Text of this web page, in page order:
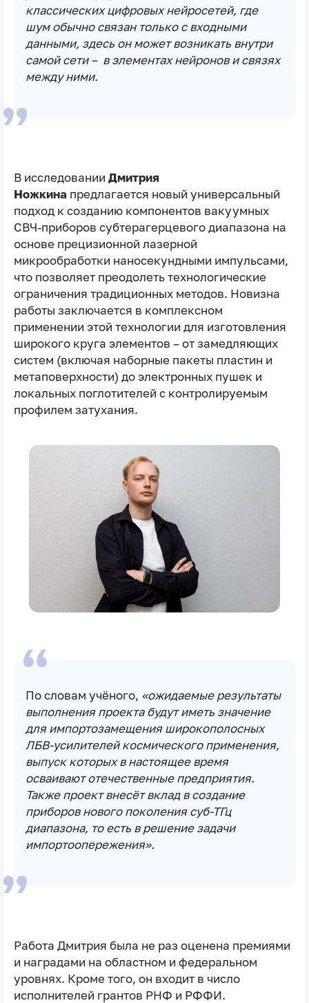
классических цифровых нейросетей, где
шум обычно связан только с входными
данными, здесь он может возникать внутри
самой сети – в элементах нейронов и связях
между ними.
В исследовании Дмитрия
Ножкина предлагается новый универсальный
подход к созданию компонентов вакуумных
СВЧ-приборов субтерагерцевого диапазона на
основе прецизионной лазерной
микрообработки наносекундными импульсами,
что позволяет преодолеть технологические
ограничения традиционных методов. Новизна
работы заключается в комплексном
применении этой технологии для изготовления
широкого круга элементов – от замедляющих
систем (включая наборные пакеты пластин и
метаповерхности) до электронных пушек и
локальных поглотителей с контролируемым
профилем затухания.
По словам учёного, «ожидаемые результаты
выполнения проекта будут иметь значение
для импортозамещения широкополосных
ЛБВ-усилителей космического применения,
выпуск которых в настоящее время
осваивают отечественные предприятия.
Также проект внесёт вклад в создание
приборов нового поколения суб-ТГц
диапазона, то есть в решение задачи
импортоопережения».
Работа Дмитрия была не раз оценена премиями
и наградами на областном и федеральном
уровнях. Кроме того, он входит в число
исполнителей грантов РНФ и РФФИ.